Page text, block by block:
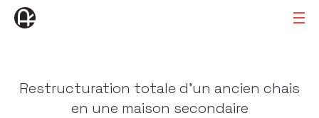
Restructuration totale d'un ancien chais
en une maison secondaire